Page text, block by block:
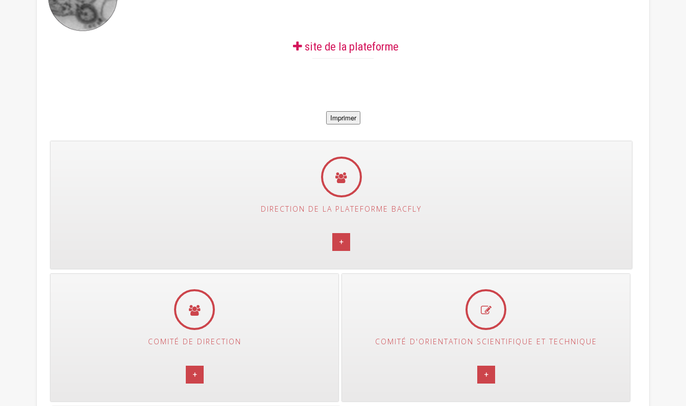
site de la plateforme
DIRECTION DE LA PLATEFORME BACFLY
+
COMITÉ DE DIRECTION
+
COMITÉ D'ORIENTATION SCIENTIFIQUE ET TECHNIQUE
+